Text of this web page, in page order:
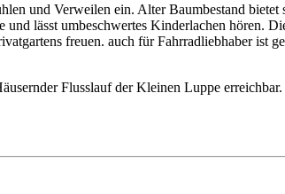
und Verweilen ein. Alter Baumbestand
lässt umbeschwertes Kinderlachen hören.
freuen. auch für Fahrradliebhaber ist
Flusslauf der Kleinen Luppe